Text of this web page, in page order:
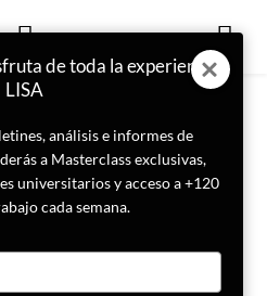
Parlamento
ciberataque
de toda la experiencia
LISA
análisis e informes de
a Masterclass exclusivas,
universitarios y acceso a +120
cada semana.